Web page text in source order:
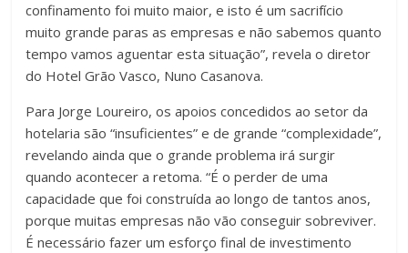
confinamento foi muito maior, e isto é um sacrifício
muito grande paras as empresas e não sabemos quanto
tempo vamos aguentar esta situação”, revela o diretor
do Hotel Grão Vasco, Nuno Casanova.
Para Jorge Loureiro, os apoios concedidos ao setor da
hotelaria são “insuficientes” e de grande “complexidade”,
revelando ainda que o grande problema irá surgir
quando acontecer a retoma. “É o perder de uma
capacidade que foi construída ao longo de tantos anos,
porque muitas empresas não vão conseguir sobreviver.
É necessário fazer um esforço final de investimento